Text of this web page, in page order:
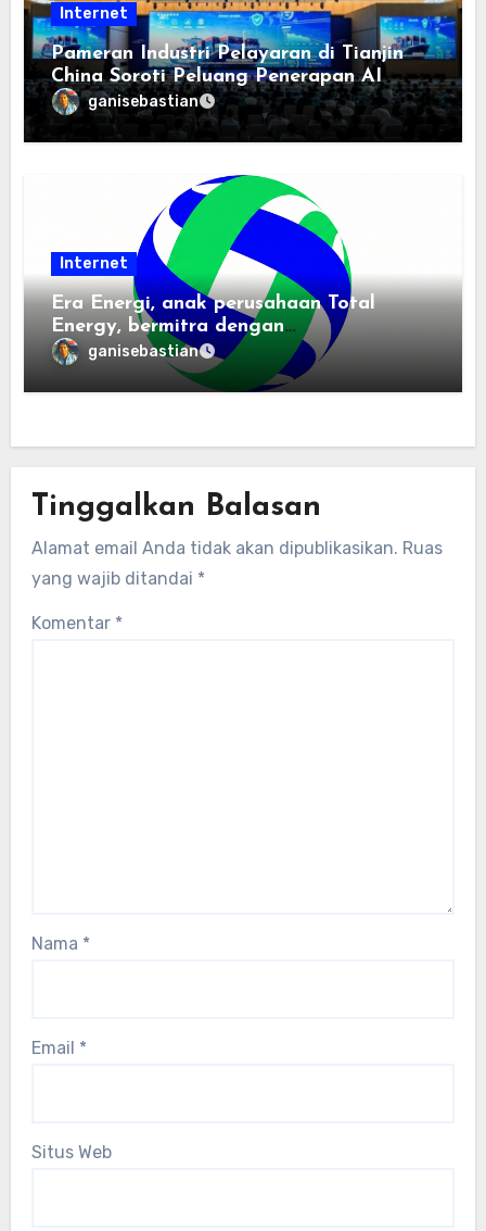
Internet
Pameran Industri Pelayaran di Tianjin
China Soroti Peluang Penerapan AI
ganisebastian
Internet
Era Energi, anak perusahaan Total
Energy, bermitra dengan
Zhuochuangtong untuk mempercepat
transisi energi Indonesia — raksasa
energi global bergabung dengan tim
ganisebastian
Tinggalkan Balasan
Alamat email Anda tidak akan dipublikasikan. Ruas
yang wajib ditandai *
Komentar *
Nama *
Email *
Situs Web